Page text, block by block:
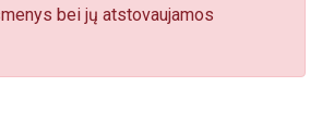
bei jų atstovaujamos